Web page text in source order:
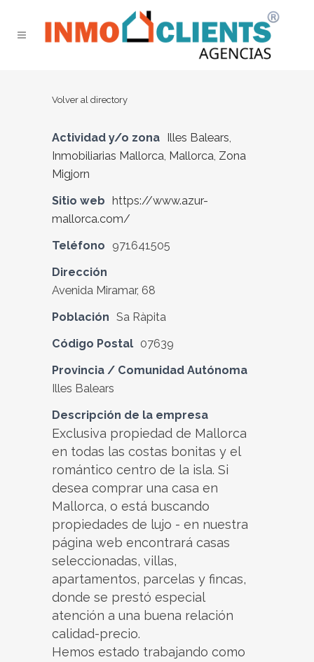
Volver al directory
Actividad y/o zona Illes Balears,
Inmobiliarias Mallorca, Mallorca, Zona
Migjorn
Sitio web https://www.azur-
mallorca.com/
Teléfono
971641505
Dirección
Avenida Miramar, 68
Población Sa Ràpita
Código Postal 07639
Provincia / Comunidad Autónoma
Illes Balears
Descripción de la empresa
Exclusiva propiedad de Mallorca
en todas las costas bonitas y el
romántico centro de la isla. Si
desea comprar una casa en
Mallorca, o está buscando
propiedades de lujo - en nuestra
página web encontrará casas
seleccionadas, villas,
apartamentos, parcelas y fincas,
donde se prestó especial
atención a una buena relación
calidad-precio.
Hemos estado trabajando como